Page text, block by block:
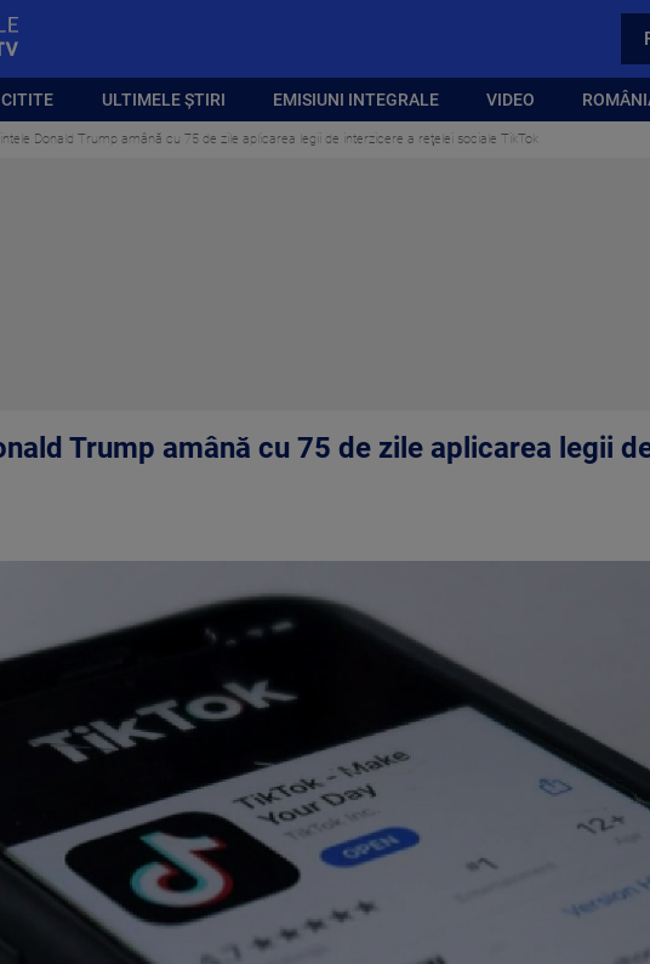
ULTIMELE ȘTIRI EMISIUNI INTEGRALE VIDEO
Donald Trump amână cu 75 de zile aplicarea legii de interzicere a reţelei sociale TikTok
Trump amână cu 75 de zile aplicarea legii